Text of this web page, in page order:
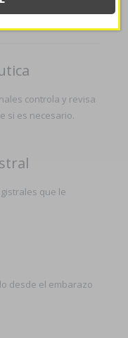
controla y revisa
si es necesario.
que le
desde el embarazo